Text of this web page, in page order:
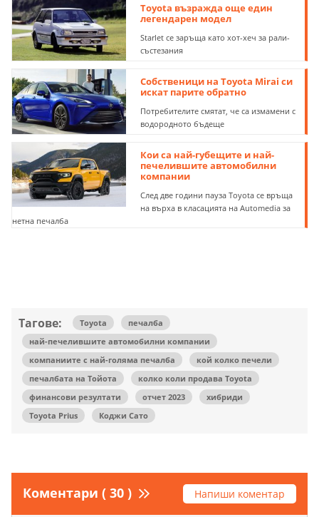
Toyota възражда още един
легендарен модел
Starlet се заръща като хот-хеч за рали-
състезания
Собственици на Toyota Mirai си
искат парите обратно
Потребителите смятат, че са измамени с
водородното бъдеще
Кои са най-губещите и най-
печелившите автомобилни
компании
След две години пауза Toyota се връща
на върха в класацията на Automedia за
нетна печалба
Тагове: Toyota
печалба
най-печелившите автомобилни компании
компаниите с най-голяма печалба
кой колко печели
печалбата на Тойота
колко коли продава Toyota
финансови резултати
отчет 2023
хибриди
Toyota Prius
Коджи Сато
Коментари ( 30 ) Напиши коментар